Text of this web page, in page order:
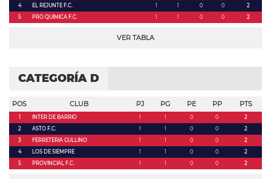
4
EL REJUNTE F.C. 1 1 0 0
2
5
PRO QUIMICA F.C. 1 1 0 0 2
VER TABLA
CATEGORÍA D
POS CLUB PJ PG PE PP PTS
1 INTER DE BARRIO 1 1 0 0
2
2
ASTO F.C. 1 1 0 0
2
3
FERRETERIA GULLINO 1 1 0 0
2
4
LOS DE SIEMPRE 1 1 0 0
2
5
PROVINCIAL F.C. 1 1 0 0 2